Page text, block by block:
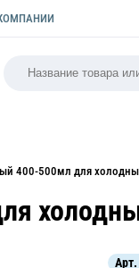
400-500мл для
Арт.